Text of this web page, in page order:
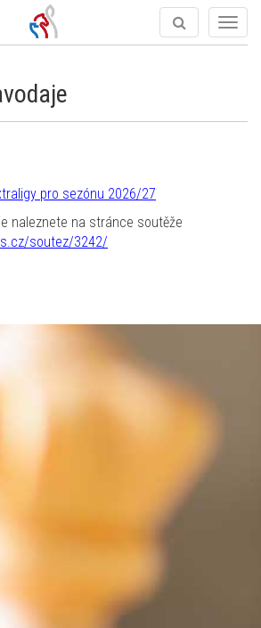
pro sezónu 2026/27
naleznete na stránce soutěže
soutez/3242/